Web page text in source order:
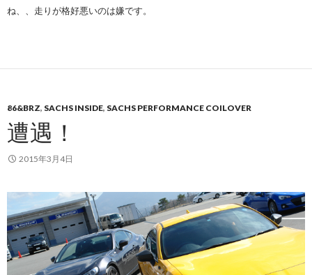
ね、、走りが格好悪いのは嫌です。
86&BRZ, SACHS INSIDE, SACHS PERFORMANCE COILOVER
遭遇！
2015年3月4日